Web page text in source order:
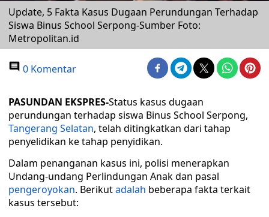
Update, 5 Fakta Kasus Dugaan Perundungan Terhadap
Siswa Binus School Serpong-Sumber Foto:
Metropolitan.id
0 Komentar
PASUNDAN EKSPRES-Status kasus dugaan
perundungan terhadap siswa Binus School Serpong,
Tangerang Selatan, telah ditingkatkan dari tahap
penyelidikan ke tahap penyidikan.
Dalam penanganan kasus ini, polisi menerapkan
Undang-undang Perlindungan Anak dan pasal
pengeroyokan. Berikutadalah beberapa fakta terkait
kasus tersebut: